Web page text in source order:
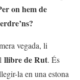
on hem de
vegada, li
llibre de Rut. És
la en una estona